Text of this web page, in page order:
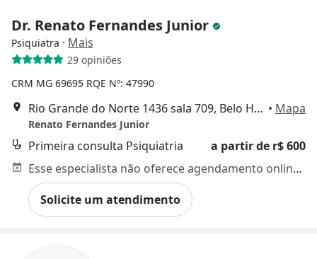
Dr. Renato Fernandes Junior
Psiquiatra · Mais
29 opiniões
CRM MG 69695 RQE Nº: 47990
Rio Grande do Norte 1436 sala 709, Belo Horizonte • Mapa
Renato Fernandes Junior
Primeira consulta Psiquiatria
a partir de r$ 600
Esse especialista não oferece agendamento online para esse endereço.
Solicite um atendimento